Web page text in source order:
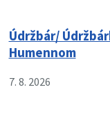
Údržbár/
Humennom
7. 8. 2026